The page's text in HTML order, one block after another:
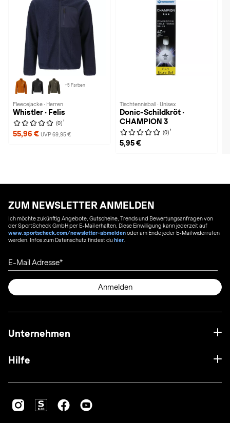
+5 Farben
Fleecejacke · Herren
Whistler · Felis
(0) 1
55,96 € UVP 69,95 €
Tischtennisball · Unisex
Donic-Schildkröt ·
CHAMPION 3
(0) 1
5,95 €
ZUM NEWSLETTER ANMELDEN
Ich möchte zukünftig Angebote, Gutscheine, Trends und Bewertungsanfragen von
der SportScheck GmbH per E-Mail erhalten. Diese Einwilligung kann jederzeit auf
www.sportscheck.com/newsletter-abmeldenoder am Ende jeder E-Mail widerrufen
werden. Infos zum Datenschutz findest duhier
E-Mail Adresse
Anmelden
Unternehmen
Hilfe